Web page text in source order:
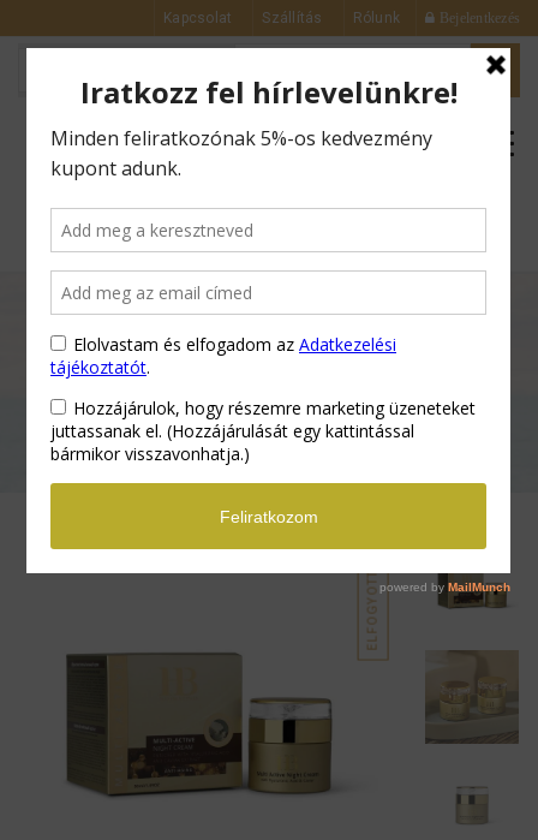
Kapcsolat Szállítás Rólunk Bejelentkezés
Kezdőlap Bőrápolás
kivonattal – 50ml
ELFOGYOTT